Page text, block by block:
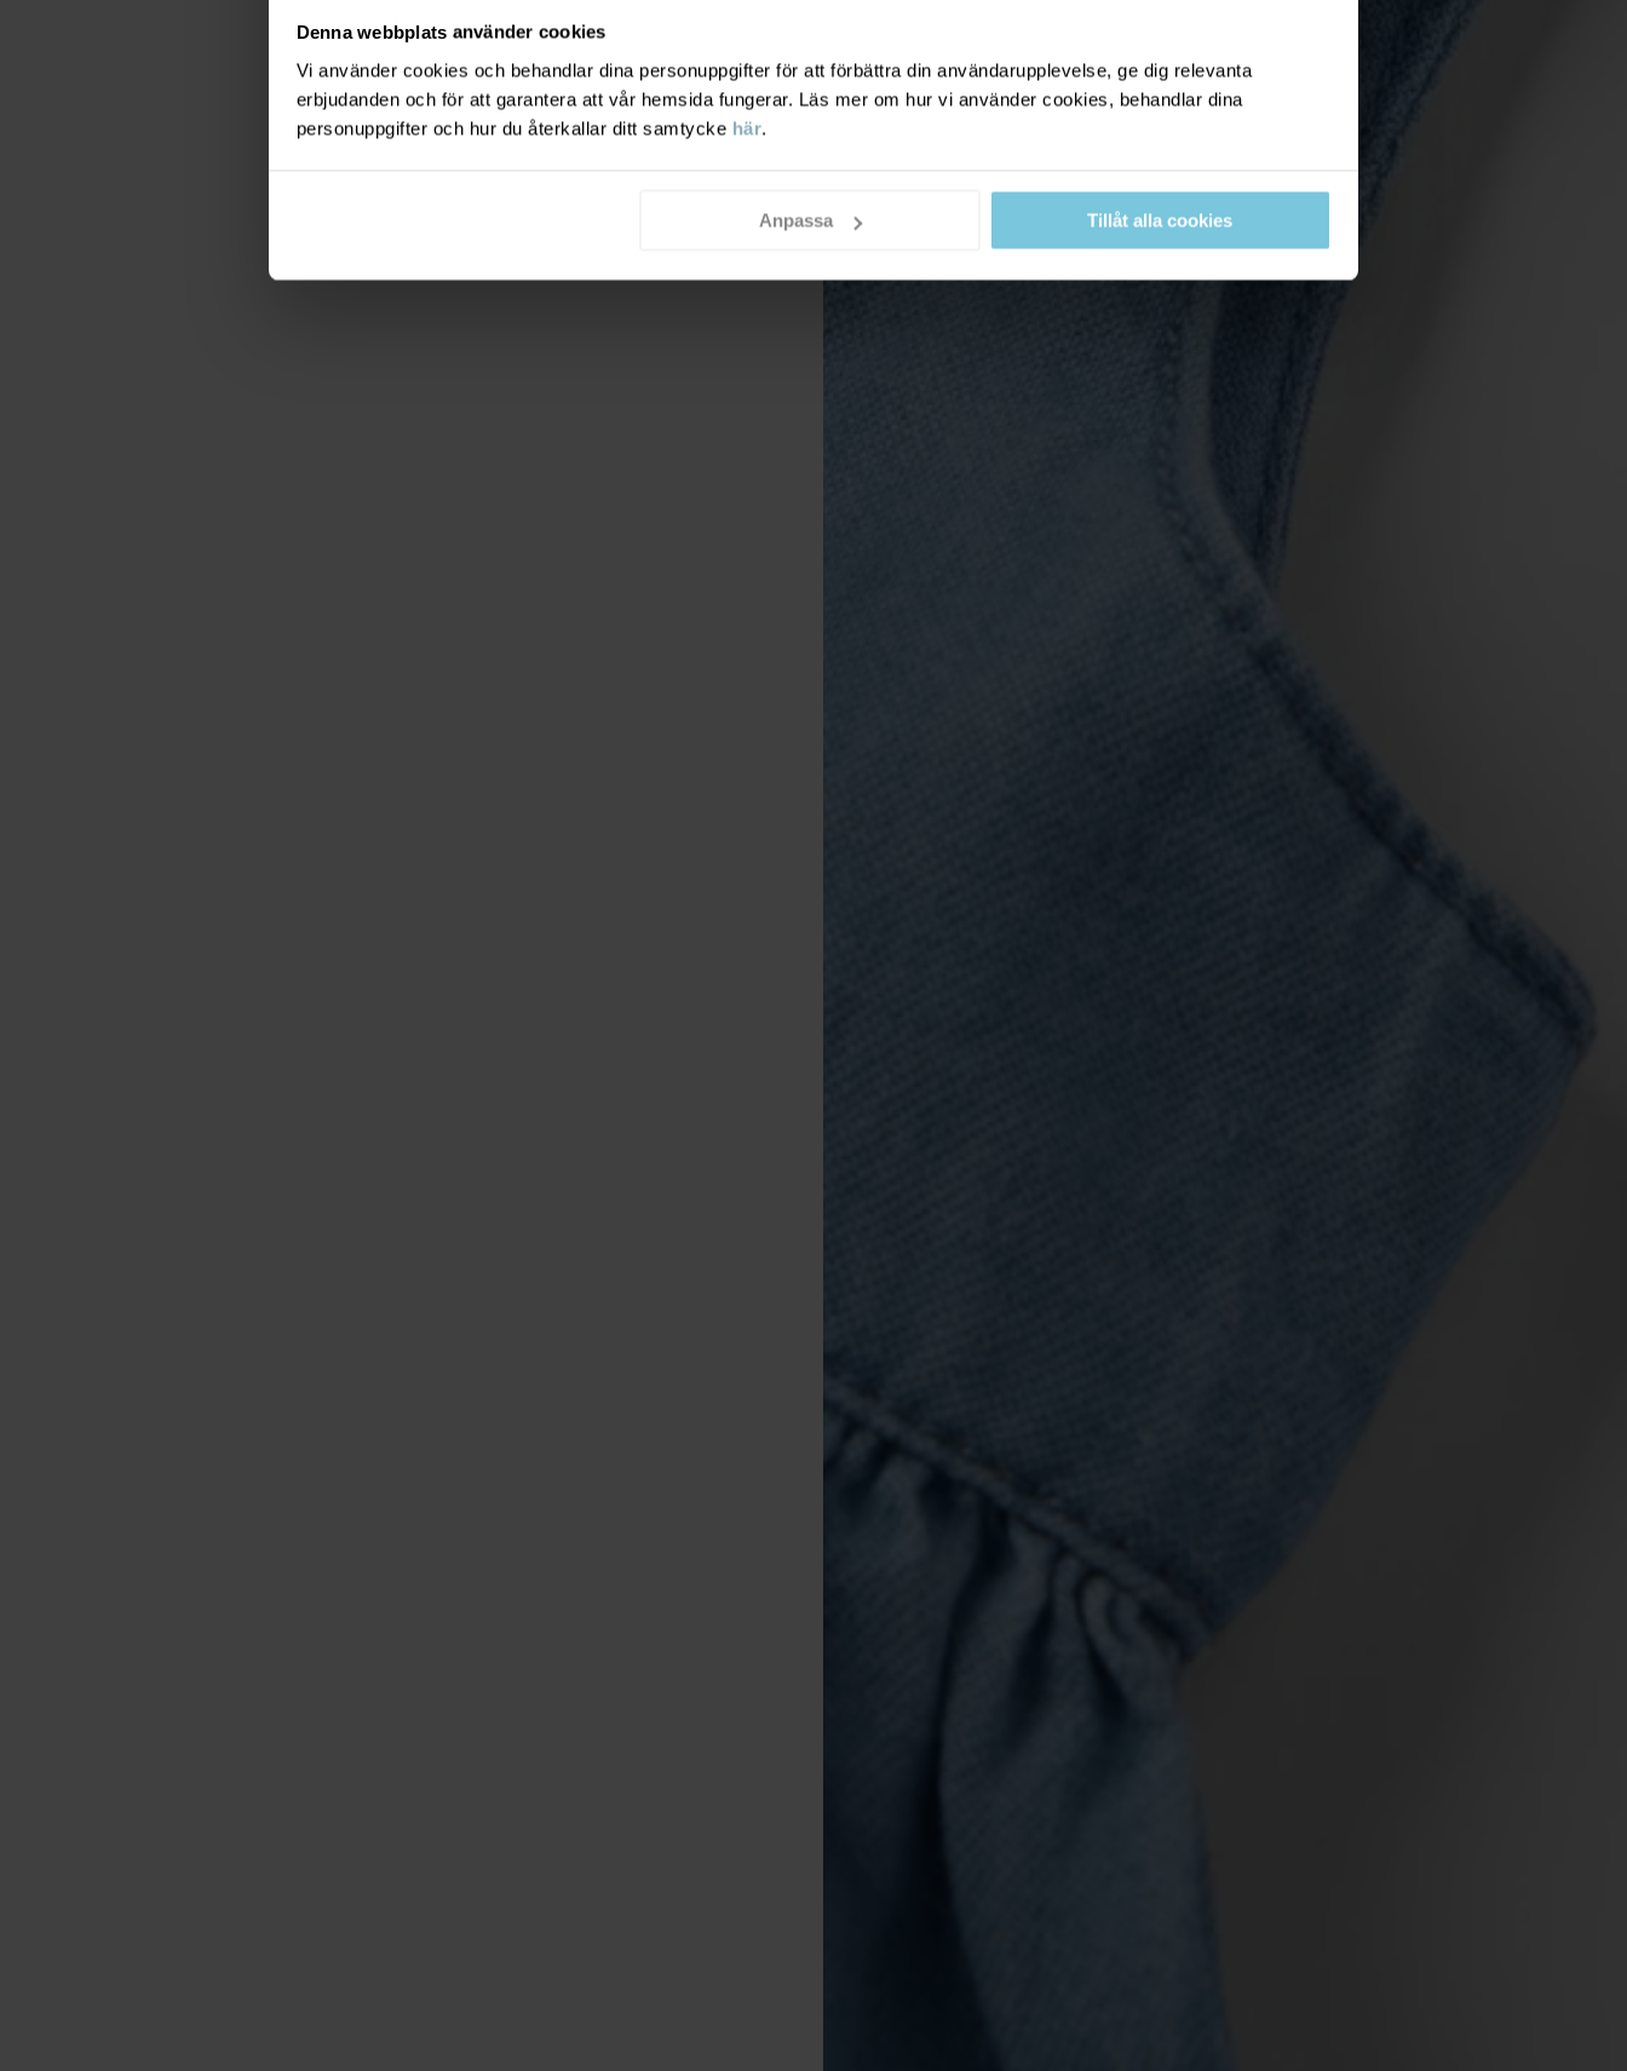
Denna webbplats använder cookies
Vi använder cookies och behandlar dina personuppgifter för att förbättra din användarupplevelse, ge dig relevanta
erbjudanden och för att garantera att vår hemsida fungerar. Läs mer om hur vi använder cookies, behandlar dina
personuppgifter och hur du återkallar ditt samtycke här.
Anpassa Tillåt alla cookies